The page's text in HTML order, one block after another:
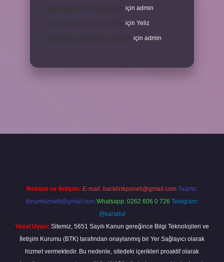
Akrep Burcu Nasıl Özür Diler için admin
Akrep Burcu Nasıl Özür Diler için Yeliz
için admin
Reklam ve İletişim: E-mail: backlinkpaneli@gmail.com Teams:
forumhizmeti@gmail.com Whatsapp: 0262 606 0 726 Telegram:
@karabul
Yasal Uyarı: Sitemiz, 5651 Sayılı Kanun gereğince Bilgi Teknolojileri ve
İletişim Kurumu (BTK) tarafından onaylanmış bir Yer Sağlayıcı olarak
hizmet vermektedir. Bu nedenle, sitedeki içerikleri proaktif olarak